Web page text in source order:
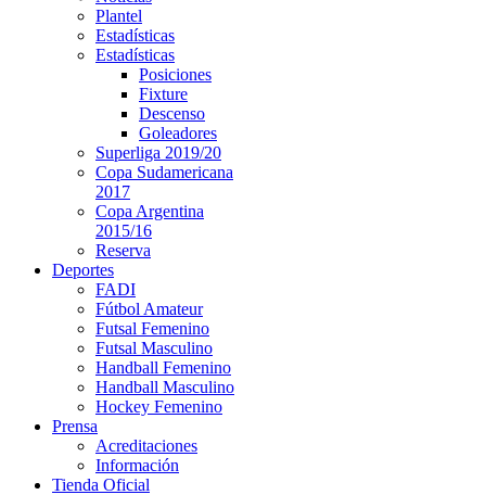
Plantel
Estadísticas
Estadísticas
Posiciones
Fixture
Descenso
Goleadores
Superliga 2019/20
Copa Sudamericana
2017
Copa Argentina
2015/16
Reserva
Deportes
FADI
Fútbol Amateur
Futsal Femenino
Futsal Masculino
Handball Femenino
Handball Masculino
Hockey Femenino
Prensa
Acreditaciones
Información
Tienda Oficial